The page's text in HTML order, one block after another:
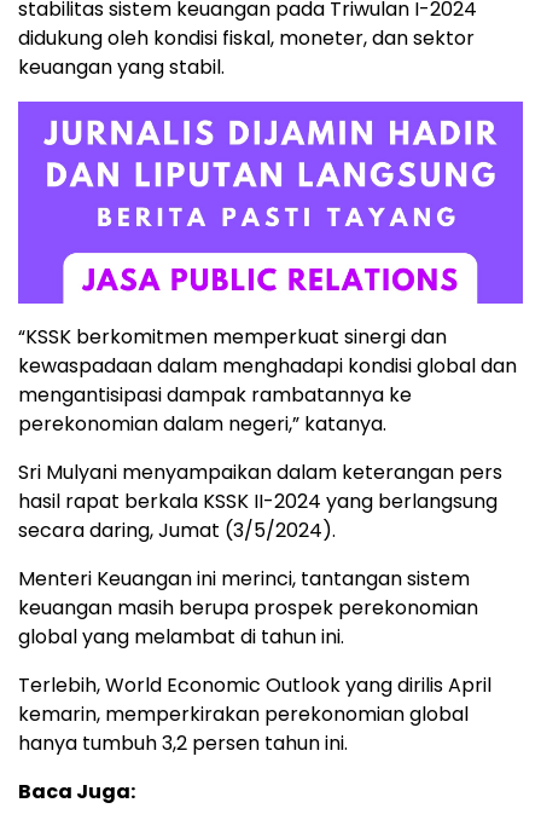
stabilitas sistem keuangan pada Triwulan I-2024
didukung oleh kondisi fiskal, moneter, dan sektor
keuangan yang stabil.
“KSSK berkomitmen memperkuat sinergi dan
kewaspadaan dalam menghadapi kondisi global dan
mengantisipasi dampak rambatannya ke
perekonomian dalam negeri,” katanya.
Sri Mulyani menyampaikan dalam keterangan pers
hasil rapat berkala KSSK II-2024 yang berlangsung
secara daring, Jumat (3/5/2024).
Menteri Keuangan ini merinci, tantangan sistem
keuangan masih berupa prospek perekonomian
global yang melambat di tahun ini.
Terlebih, World Economic Outlook yang dirilis April
kemarin, memperkirakan perekonomian global
hanya tumbuh 3,2 persen tahun ini.
Baca Juga: